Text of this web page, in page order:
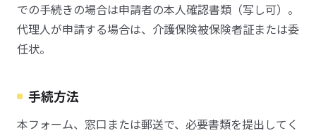
での手続きの場合は申請者の本人確認書類（写し可）。
代理人が申請する場合は、介護保険被保険者証または委
任状。
手続方法
本フォーム、窓口または郵送で、必要書類を提出してく